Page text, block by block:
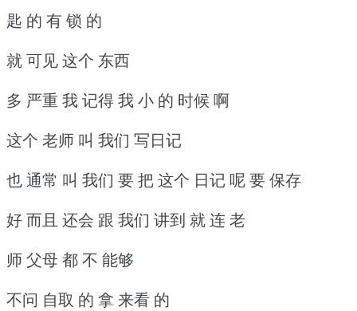
匙 的 有 锁 的
就 可见 这个 东西
多 严重 我 记得 我 小 的 时候 啊
这个 老师 叫 我们 写日记
也 通常 叫 我们 要 把 这个 日记 呢 要 保存
好 而且 还会 跟 我们 讲到 就 连 老
师 父母 都 不 能够
不问 自取 的 拿 来看 的